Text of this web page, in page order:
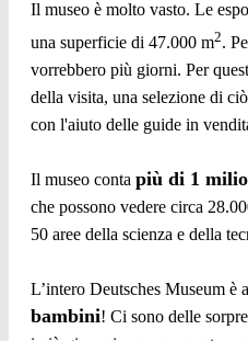
Il museo è molto vasto. Le
una superficie di 47.000 m2.
vorrebbero più giorni. Per
della visita, una selezione di
con l'aiuto delle guide in
Il museo conta più di 1
che possono vedere circa
50 aree della scienza e della
L’intero Deutsches Museum è
bambini! Ci sono delle